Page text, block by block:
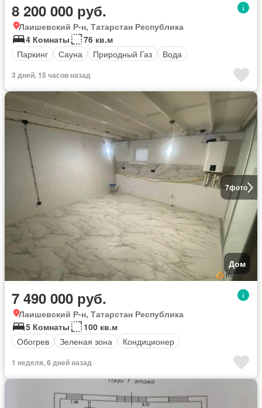
8 200 000 руб.
Лаишевский Р-н, Татарстан Республика
4 Комнаты
76 кв.м
Паркинг
Сауна Природный Газ Вода
3 дней, 15 часов назад
7фото
Дом
7 490 000 руб.
Лаишевский Р-н, Татарстан Республика
5 Комнаты
100 кв.м
Обогрев
Зеленая зона Кондиционер
1 неделя, 6 дней назад